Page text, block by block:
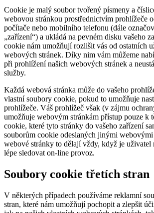
Cookie je malý soubor tvořený písmeny a
webovou stránkou prostřednictvím prohlížeče
počítače nebo mobilního telefonu (dále
„zařízení“) a ukládá na pevném disku vašeho
cookie nám umožňují rozlišit vás od ostatních
webových stránek. Díky nim vám můžeme
při prohlížení našich webových stránek a
služby.
Každá webová stránka může do vašeho
vlastní soubory cookie, pokud to umožňuje
prohlížeče. Váš prohlížeč však (v zájmu
umožňuje webovým stránkám přístup pouze k
cookie, které tyto stránky do vašeho zařízení
souborům cookie odeslaných jinými
webové stránky to dělají vždy, když je
lépe sledovat on-line provoz.
Soubory cookie třetích stran
V některých případech používáme reklamní
stran, které nám umožňují pochopit a zlepšit